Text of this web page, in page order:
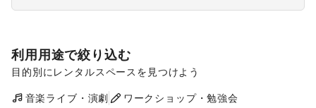
利用用途で絞り込む
目的別にレンタルスペースを見つけよう
食品販売 販促イベント
展示会・個展 キッチンカー・移動販売
音楽ライブ・演劇 ワークショップ・勉強会